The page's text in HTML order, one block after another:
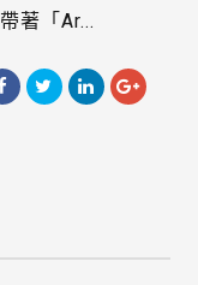
著「Ar...